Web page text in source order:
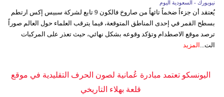
نيويورك - السعودية اليوم
يُعتقد أن جزءاً ضخماً تائهاً من صاروخ فالكون 9 تابع لشركة سبيس إكس ارتطم
بسطح القمر في إحدى المناطق المتوقعة، فيما يترقب العلماء حول العالم صوراً
ترصد موقع الاصطدام وتؤكد وقوعه بشكل نهائي، حيث تعذر على المركبات
الت... المزيد
اليونسكو تعتمد مبادرة عُمانية لصون الحرف التقليدية في موقع
قلعة بهلاء التاريخي